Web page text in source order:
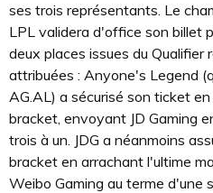
ses trois représentants. Le
LPL validera d'office son billet
deux places issues du Qualifier
attribuées : Anyone's Legend
AG.AL) a sécurisé son ticket
bracket, envoyant JD Gaming
trois à un. JDG a néanmoins
bracket en arrachant l'ultime
Weibo Gaming au terme d'une